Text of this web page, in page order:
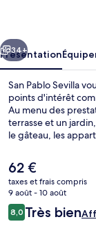
Suivant
34+
Présentation
San Pablo Sevilla
points d'intérêt
Au menu des
terrasse et un
le gâteau, les
profondes. Le
remportent un franc
Le
prix
actuel
est
de
62 €
taxes et frais compris
9 août - 10 août
Avis
voyageurs
8,08,0 sur 10
Très bien